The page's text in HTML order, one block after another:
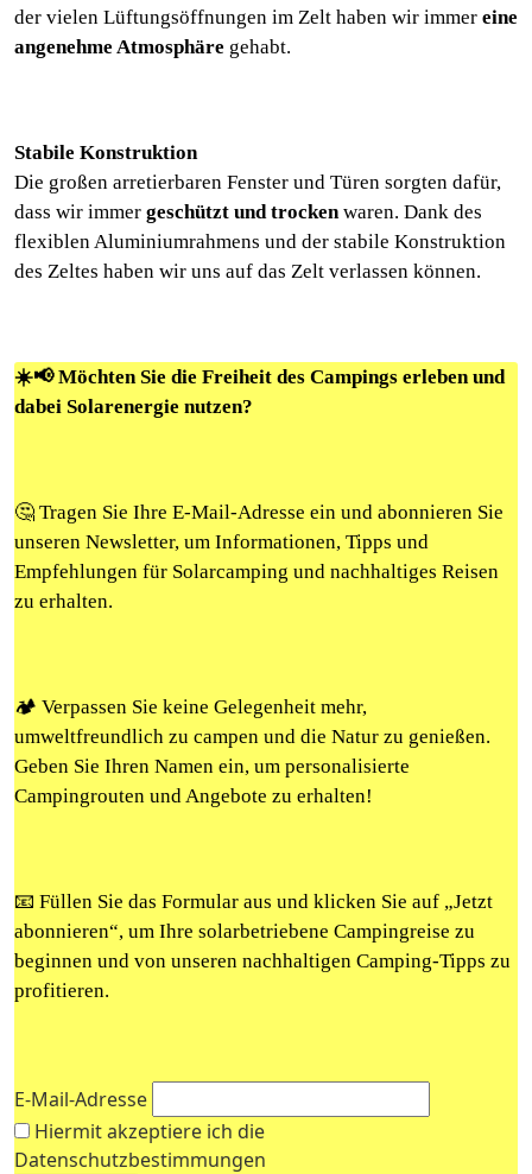
der vielen Lüftungsöffnungen im Zelt haben wir immer eine
angenehme Atmosphäre gehabt.
Stabile Konstruktion
Die großen arretierbaren Fenster und Türen sorgten dafür,
dass wir immer geschützt und trocken waren. Dank des
flexiblen Aluminiumrahmens und der stabile Konstruktion
des Zeltes haben wir uns auf das Zelt verlassen können.
☀️📢 Möchten Sie die Freiheit des Campings erleben und
dabei Solarenergie nutzen?
🤔 Tragen Sie Ihre E-Mail-Adresse ein und abonnieren Sie
unseren Newsletter, um Informationen, Tipps und
Empfehlungen für Solarcamping und nachhaltiges Reisen
zu erhalten.
🏕️ Verpassen Sie keine Gelegenheit mehr,
umweltfreundlich zu campen und die Natur zu genießen.
Geben Sie Ihren Namen ein, um personalisierte
Campingrouten und Angebote zu erhalten!
📧 Füllen Sie das Formular aus und klicken Sie auf „Jetzt
abonnieren“, um Ihre solarbetriebene Campingreise zu
beginnen und von unseren nachhaltigen Camping-Tipps zu
profitieren.
E-Mail-Adresse
Hiermit akzeptiere ich die
Datenschutzbestimmungen